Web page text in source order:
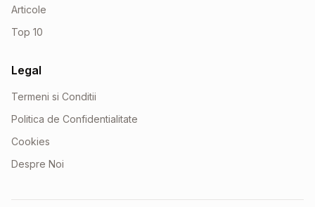
Articole
Top 10
Legal
Termeni si Conditii
Politica de Confidentialitate
Cookies
Despre Noi